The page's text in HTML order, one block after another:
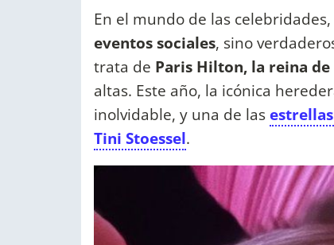
En el mundo de las
eventos sociales, sino
trata de Paris Hilton, la reina
altas. Este año, la icónica
inolvidable, y una de las
Tini Stoessel.